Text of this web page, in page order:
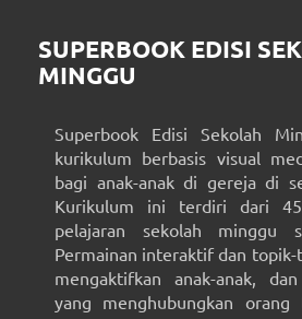
SUPERBOOK EDISI
MINGGU
Superbook Edisi Sekolah
kurikulum berbasis visual
bagi anak-anak di gereja di
Kurikulum ini terdiri dari
pelajaran sekolah minggu
Permainan interaktif dan topik-
mengaktifkan anak-anak,
yang menghubungkan